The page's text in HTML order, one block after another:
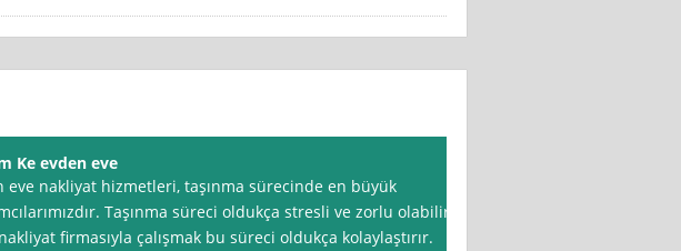
Ke evden eve
eve nakliyat hizmetleri, taşınma sürecinde en büyük
Taşınma süreci oldukça stresli ve zorlu olabilir,
firmasıyla çalışmak bu süreci oldukça kolaylaştırır.